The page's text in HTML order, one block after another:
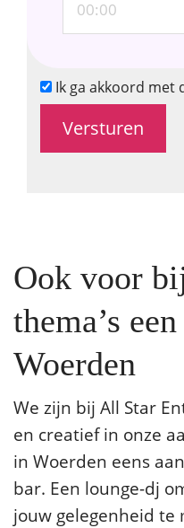
Ik ga akkoord met
Ook voor
thema’s
Woerden
We zijn bij All Star
en creatief in onze
in Woerden eens
bar. Een lounge-dj
jouw gelegenheid te